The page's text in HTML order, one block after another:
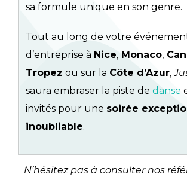
sa formule unique en son genre.
Tout au long de votre
d’entreprise à Nice, Monaco,
Tropez ou sur la Côte d’Azur,
saura embraser la piste de danse
invités pour une soirée
inoubliable.
N’hésitez pas à consulter nos